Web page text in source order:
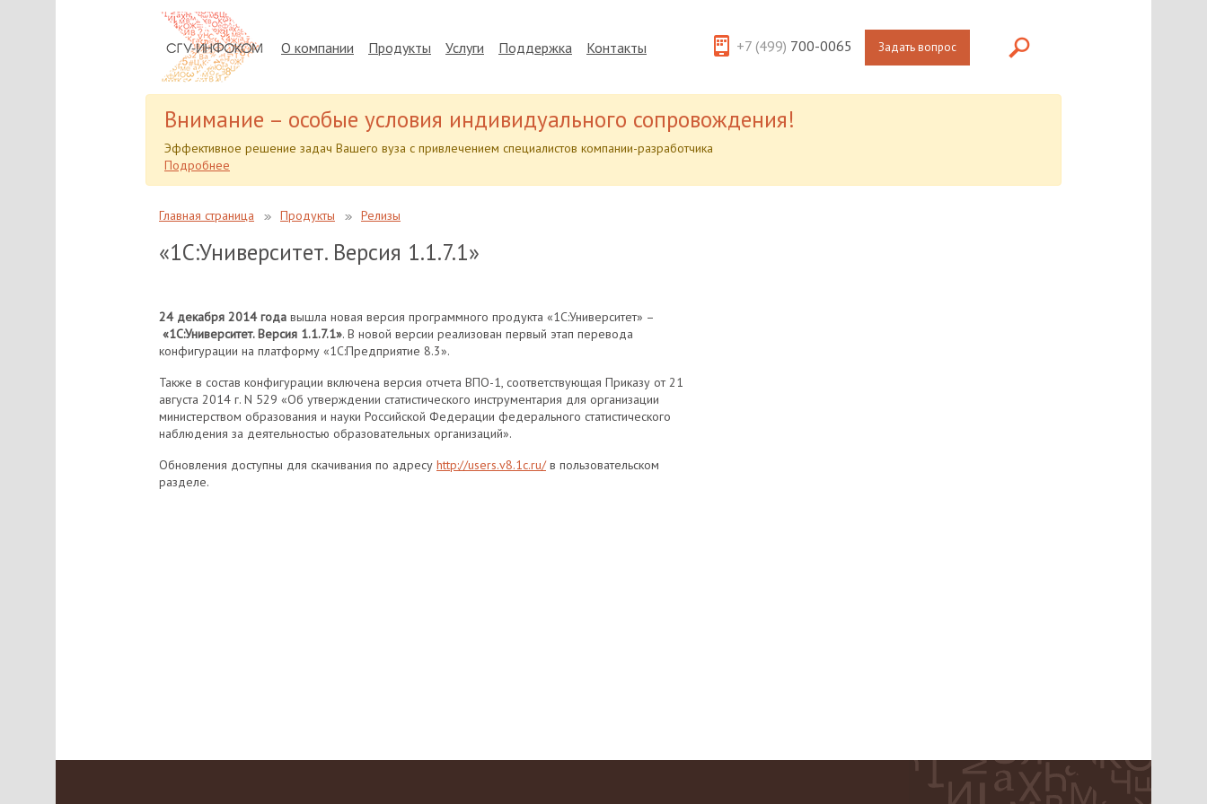
О компании Продукты Услуги Поддержка Контакты +7 (499) 700-0065 Задать вопрос
Внимание – особые условия индивидуального сопровождения!
Эффективное решение задач Вашего вуза с привлечением специалистов компании-разработчика
Подробнее
Главная страница Продукты Релизы
«1С:Университет. Версия 1.1.7.1»
24 декабря 2014 года вышла новая версия программного продукта «1С:Университет» –
«1С:Университет. Версия 1.1.7.1». В новой версии реализован первый этап перевода
конфигурации на платформу «1С:Предприятие 8.3».
Также в состав конфигурации включена версия отчета ВПО-1, соответствующая Приказу от 21
августа 2014 г. N 529 «Об утверждении статистического инструментария для организации
министерством образования и науки Российской Федерации федерального статистического
наблюдения за деятельностью образовательных организаций».
Обновления доступны для скачивания по адресу http://users.v8.1c.ru/в пользовательском
разделе.